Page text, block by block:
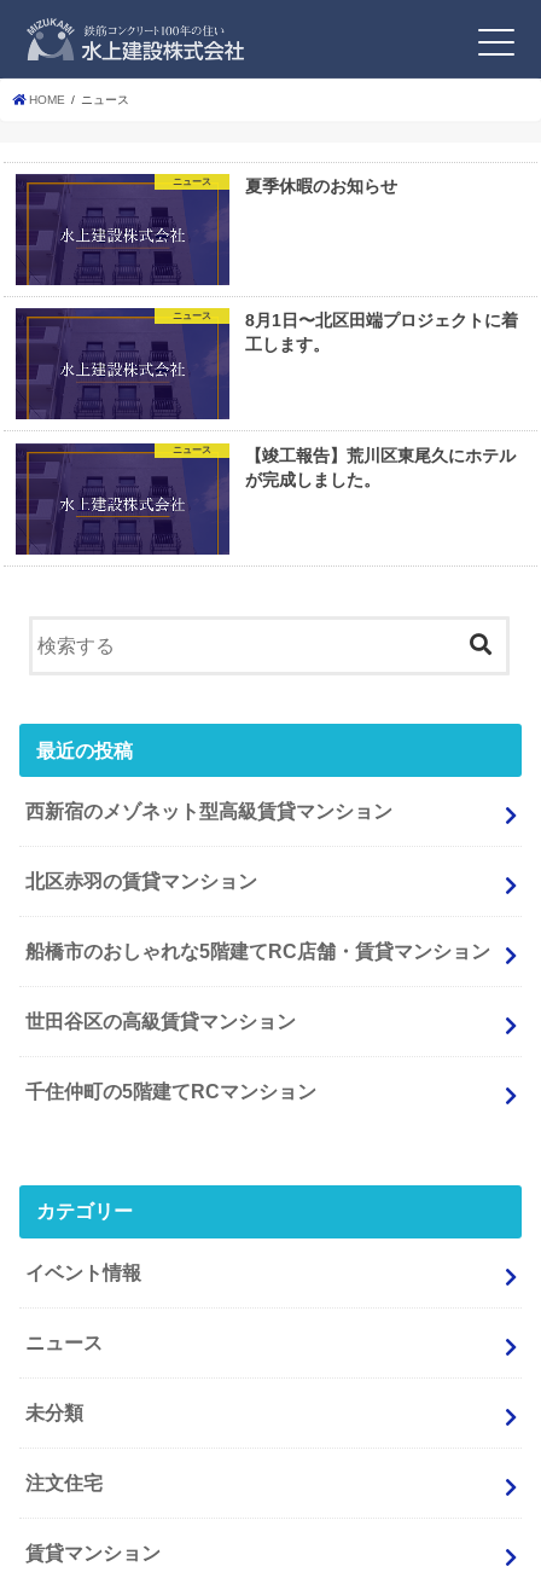
HOME ニュース
ニュース 夏季休暇のお知らせ
ニュース
8月1日〜北区田端プロジェクトに着
工します。
ニュース
【竣工報告】荒川区東尾久にホテル
が完成しました。
最近の投稿
西新宿のメゾネット型高級賃貸マンション
北区赤羽の賃貸マンション
船橋市のおしゃれな5階建てRC店舗・賃貸マンション
世田谷区の高級賃貸マンション
千住仲町の5階建てRCマンション
カテゴリー
イベント情報
ニュース
未分類
注文住宅
賃貸マンション